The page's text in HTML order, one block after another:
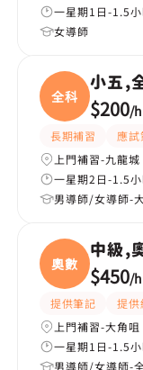
一星期1日-1.5
女導師
全科
小五,
$200/
長期補習 應試
上門補習-九龍城
一星期2日-1.5
男導師/女導師-
奧數
中級,
$450/
提供筆記 提
上門補習-大角咀
一星期1日-1.5
男導師/女導師-